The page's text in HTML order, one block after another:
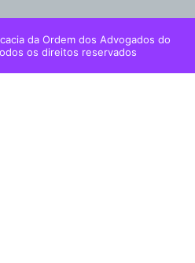
da Ordem dos Advogados do
os direitos reservados